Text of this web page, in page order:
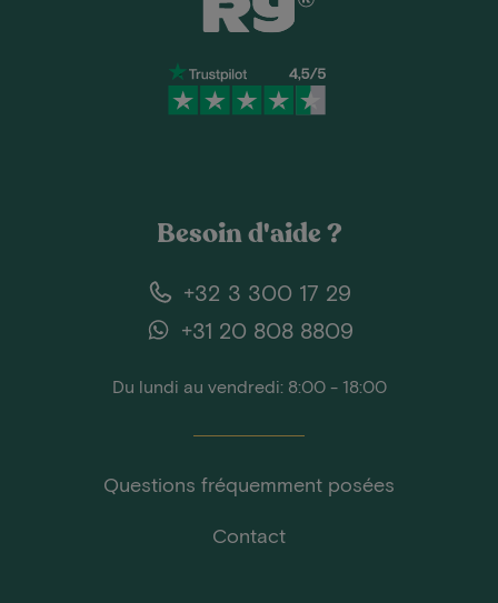
Besoin d'aide ?
+32 3 300 17 29
+31 20 808 8809
Du lundi au vendredi: 8:00 - 18:00
Questions fréquemment posées
Contact